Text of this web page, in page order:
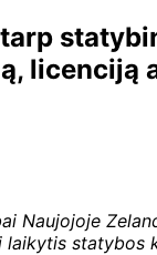
licenciją
Naujojoje
laikytis statybos